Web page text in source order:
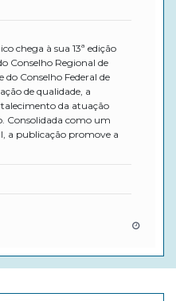
chega à sua 13ª edição
Conselho Regional de
do Conselho Federal de
de qualidade, a
da atuação
Consolidada como um
a publicação promove a